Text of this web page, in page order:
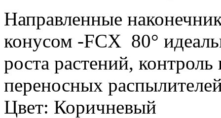
Направленные
конусом -FCX 80°
роста растений,
переносных
Цвет: Коричневый